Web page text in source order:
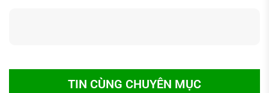
TIN CÙNG CHUYÊN MỤC